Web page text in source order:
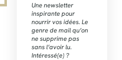
Une newsletter
inspirante pour
nourrir vos idées. Le
genre de mail qu’on
ne supprime pas
sans l’avoir lu.
Intéressé(e) ?